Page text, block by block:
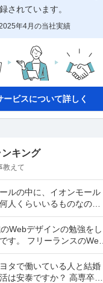
されています。
年4月の当社実績
ービスについて詳しく
キング
教えて
ルの中に、イオンモール
人くらいいるものなので
何十人とかのレベルです
の2、3%くらいですか
あった時は、屋...
Webデザインの勉強をし
す。 フリーランスのWeb
になるためには、どんな
要なのでしょうか？ figma
...
タで働いている人と結婚
は安泰ですか？ 高専卒の